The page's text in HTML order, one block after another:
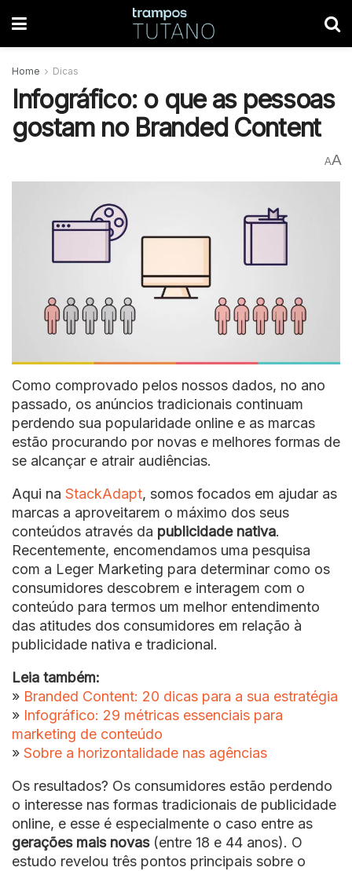
Home Dicas
Infográfico: o que as pessoas
gostam no Branded Content
AA
Como comprovado pelos nossos dados, no ano
passado, os anúncios tradicionais continuam
perdendo sua popularidade online e as marcas
estão procurando por novas e melhores formas de
se alcançar e atrair audiências.
Aqui na StackAdapt, somos focados em ajudar as
marcas a aproveitarem o máximo dos seus
conteúdos através da publicidade nativa.
Recentemente, encomendamos uma pesquisa
com a Leger Marketing para determinar como os
consumidores descobrem e interagem com o
conteúdo para termos um melhor entendimento
das atitudes dos consumidores em relação à
publicidade nativa e tradicional.
Leia também:
» Branded Content: 20 dicas para a sua estratégia
» Infográfico: 29 métricas essenciais para
marketing de conteúdo
» Sobre a horizontalidade nas agências
Os resultados? Os consumidores estão perdendo
o interesse nas formas tradicionais de publicidade
online, e esse é especialmente o caso entre as
gerações mais novas(entre 18 e 44 anos). O
estudo revelou três pontos principais sobre o